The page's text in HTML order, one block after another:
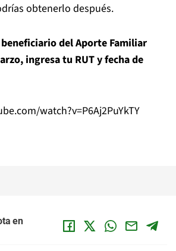
obtenerlo después.
beneficiario del Aporte Familiar
ingresa tu RUT y fecha de
watch?v=P6Aj2PuYkTY
en